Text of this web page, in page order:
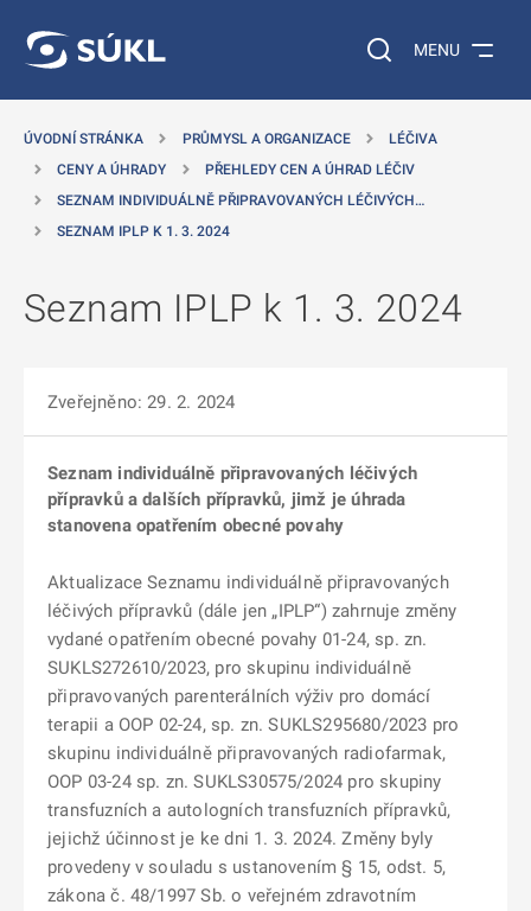
Vyhledávání na
MENU
ÚVODNÍ STRÁNKA PRŮMYSL A ORGANIZACE
LÉČIVA
CENY A ÚHRADY
PŘEHLEDY CEN A ÚHRAD LÉČIV
SEZNAM INDIVIDUÁLNĚ PŘIPRAVOVANÝCH LÉČIVÝCH…
SEZNAM IPLP K 1. 3. 2024
Seznam IPLP k 1. 3. 2024
Zveřejněno: 29. 2. 2024
Seznam individuálně připravovaných léčivých
přípravků a dalších přípravků, jimž je úhrada
stanovena opatřením obecné povahy
Aktualizace Seznamu individuálně připravovaných
léčivých přípravků (dále jen „IPLP“) zahrnuje změny
vydané opatřením obecné povahy 01-24, sp. zn.
SUKLS272610/2023, pro skupinu individuálně
připravovaných parenterálních výživ pro domácí
terapii a OOP 02-24, sp. zn. SUKLS295680/2023 pro
skupinu individuálně připravovaných radiofarmak,
OOP 03-24 sp. zn. SUKLS30575/2024 pro skupiny
transfuzních a autologních transfuzních přípravků,
jejichž účinnost je ke dni 1. 3. 2024. Změny byly
provedeny v souladu s ustanovením § 15, odst. 5,
zákona č. 48/1997 Sb. o veřejném zdravotním